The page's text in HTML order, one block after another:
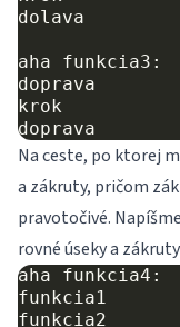
dolava
aha funkcia3:
doprava
krok
Na ceste, po ktorej
a zákruty, pričom
pravotočivé.
rovné úseky a
aha funkcia4:
funkcia1
funkcia2